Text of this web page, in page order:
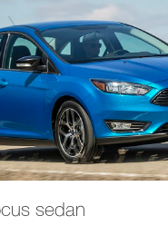
sedan